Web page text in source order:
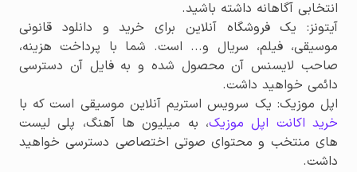
انتخابی آگاهانه داشته باشید.
آیتونز: یک فروشگاه آنلاین برای خرید و دانلود قانونی
موسیقی، فیلم، سریال و... است. شما با پرداخت هزینه،
صاحب لایسنس آن محصول شده و به فایل آن دسترسی
دائمی خواهید داشت.
اپل موزیک: یک سرویس استریم آنلاین موسیقی است که با
خرید اکانت اپل موزیک، به میلیون ها آهنگ، پلی لیست
های منتخب و محتوای صوتی اختصاصی دسترسی خواهید
داشت.